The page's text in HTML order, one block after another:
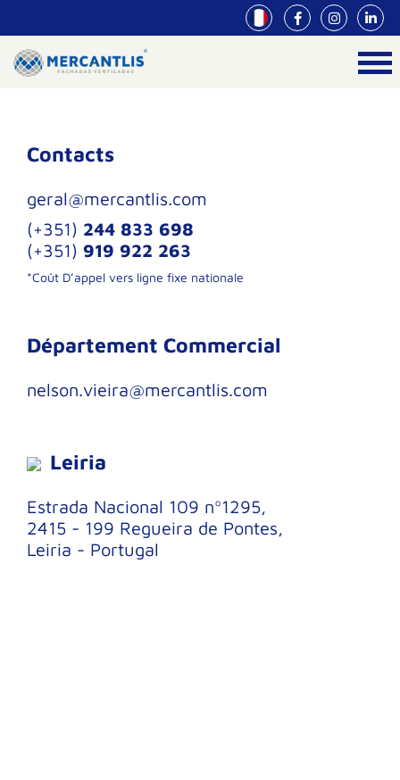
Contacts
geral@mercantlis.com
(+351) 244 833 698
(+351) 919 922 263
*Coût D’appel vers ligne fixe nationale
Département Commercial
nelson.vieira@mercantlis.com
Leiria
Estrada Nacional 109 nº1295,
2415 - 199 Regueira de Pontes,
Leiria - Portugal